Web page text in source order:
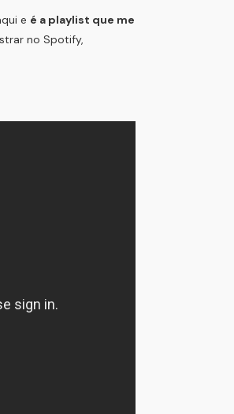
e é a playlist que me
no Spotify,